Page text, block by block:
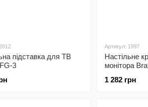
підставка для ТВ
3
Артикул: 1997
Настільне
монітора
1 282 грн